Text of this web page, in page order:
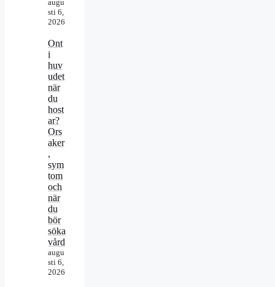
augu
sti 6,
2026
Ont
i
huv
udet
när
du
host
ar?
Ors
aker
,
sym
tom
och
när
du
bör
söka
vård
augu
sti 6,
2026